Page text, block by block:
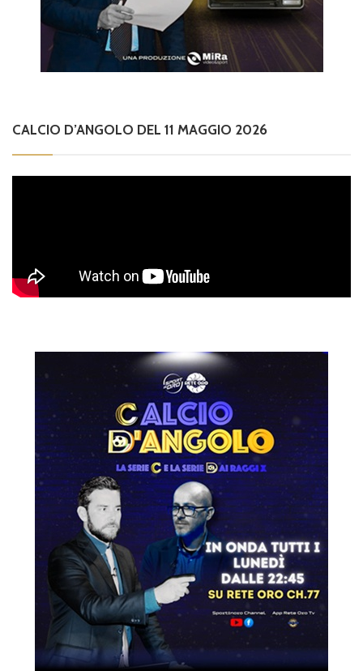
CALCIO D’ANGOLO DEL 11 MAGGIO 2026